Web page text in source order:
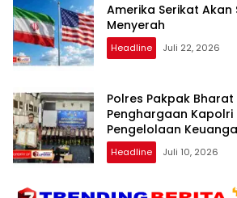
Amerika Serikat Akan
Menyerah
Headline Juli 22, 2026
Polres Pakpak Bharat
Penghargaan Kapolri
Pengelolaan
Headline Juli 10, 2026